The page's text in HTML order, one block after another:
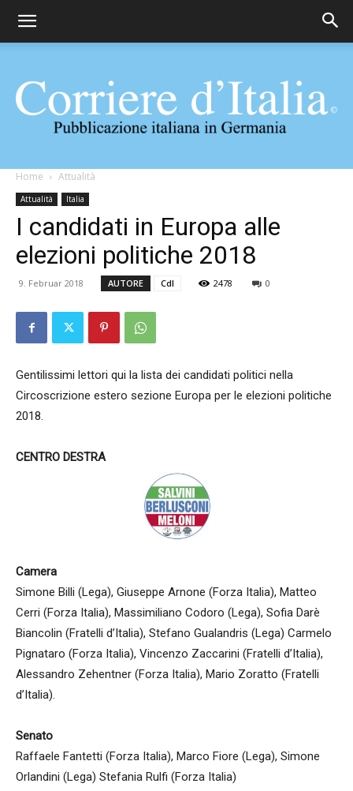
Corriere
d'Italia
Home Attualità
Attualità Italia
I candidati in Europa alle
elezioni politiche 2018
9. Februar 2018 AUTORE CdI 2478 0
Gentilissimi lettori qui la lista dei candidati politici nella
Circoscrizione estero sezione Europa per le elezioni politiche
2018.
CENTRO DESTRA
Camera
Simone Billi (Lega), Giuseppe Arnone (Forza Italia), Matteo
Cerri (Forza Italia), Massimiliano Codoro (Lega), Sofia Darè
Biancolin (Fratelli d’Italia), Stefano Gualandris (Lega) Carmelo
Pignataro (Forza Italia), Vincenzo Zaccarini (Fratelli d’Italia),
Alessandro Zehentner (Forza Italia), Mario Zoratto (Fratelli
d’Italia).
Senato
Raffaele Fantetti (Forza Italia), Marco Fiore (Lega), Simone
Orlandini (Lega) Stefania Rulfi (Forza Italia)